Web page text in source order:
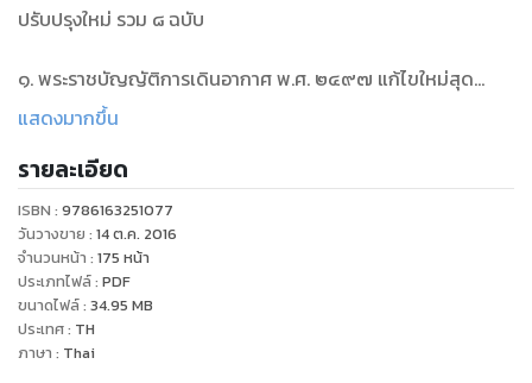
ปรับปรุงใหม่ รวม ๘ ฉบับ
๑. พระราชบัญญัติการเดินอากาศ พ.ศ. ๒๔๙๗ แก้ไขใหม่สุด
๒. พระราชกำหนดการบินพลเรือนแห่งประเทศไทย พ.ศ. ๒๕๕๘
๒๕๕๘
๔. พระราชบัญญัติว่าด้วยการปฏิบัติต่ออากาศยานที่กระทำผิด
กฎหมาย พ.ศ. ๒๕๕๓
๕. พระราชบัญญัติว่าด้วยความผิดบางประการต่อการเดินอากาศ
พ.ศ. ๒๕๕๘
๖. พระราชบัญญัติศุลกากร แก้ไขใหม่สุด
๗. ประกาศของคณะปฏิวัติ ฉบับที่ ๕๘
แสดงมากขึ้น
รายละเอียด
ISBN : 9786163251077
วันวางขาย : 14 ต.ค. 2016
จำนวนหน้า : 175 หน้า
ประเภทไฟล์: PDF
ขนาดไฟล์: 34.95 MB
ประเทศ: TH
ภาษา : Thai